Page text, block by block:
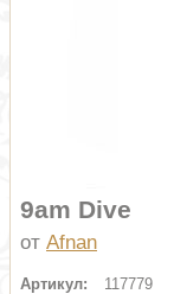
9am Dive
от Afnan
Артикул:
117779